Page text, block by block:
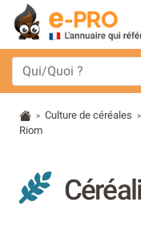
> Culture de céréales >
Riom